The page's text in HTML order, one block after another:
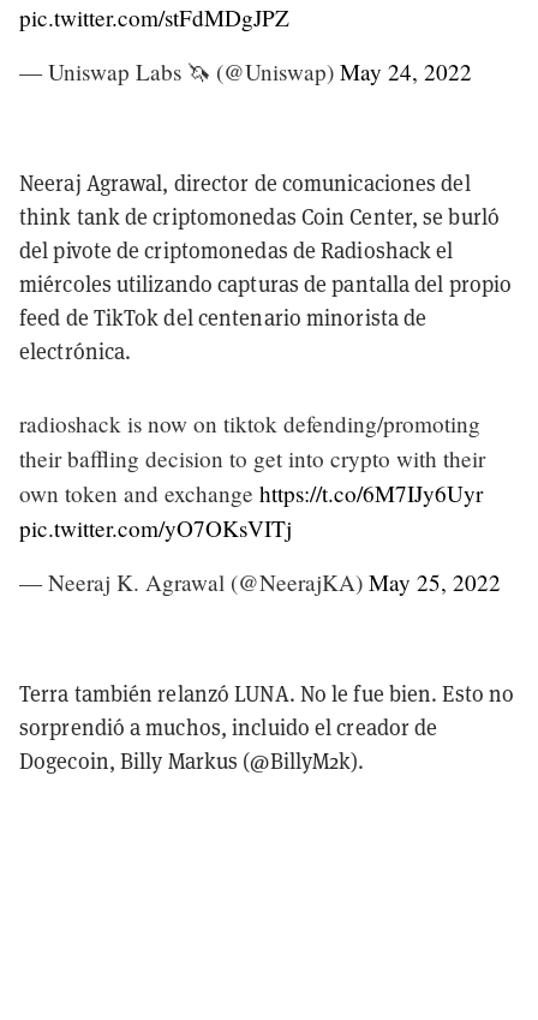
pic.twitter.com/stFdMDgJPZ
— Uniswap Labs 🦄 (@Uniswap) May 24, 2022
Neeraj Agrawal, director de comunicaciones del
think tank de criptomonedas Coin Center, se burló
del pivote de criptomonedas de Radioshack el
miércoles utilizando capturas de pantalla del propio
feed de TikTok del centenario minorista de
electrónica.
radioshack is now on tiktok defending/promoting
their baffling decision to get into crypto with their
own token and exchange https://t.co/6M7IJy6Uyr
pic.twitter.com/yO7OKsVITj
— Neeraj K. Agrawal (@NeerajKA) May 25, 2022
Terra también relanzó LUNA. No le fue bien. Esto no
sorprendió a muchos, incluido el creador de
Dogecoin, Billy Markus (@BillyM2k).